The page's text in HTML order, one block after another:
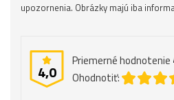
upozornenia. Obrázky majú iba
4,0
Priemerné hodnotenie
Ohodnotiť: